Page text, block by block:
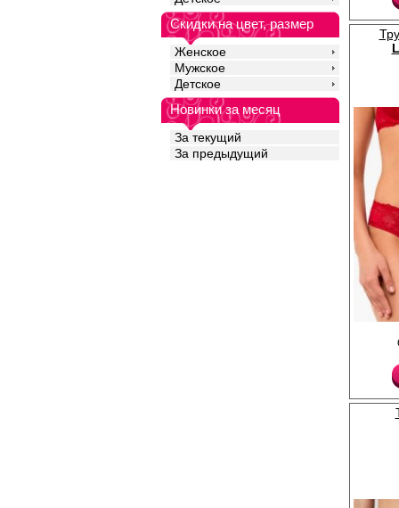
Скидки на цвет, размер
Женское
Мужское
Детское
Новинки за месяц
За текущий
За предыдущий
цветочным рисунком,
талии, гигиеничной
Эластан 20%